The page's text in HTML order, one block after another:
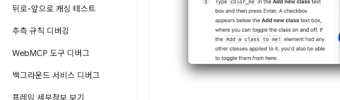
뒤로-앞으로 캐싱 테스트
추측 규칙 디버깅
WebMCP 도구 디버그
백그라운드 서비스 디버그
프레임 세부정보 보기